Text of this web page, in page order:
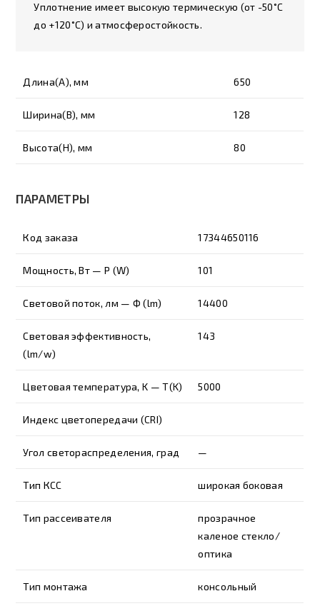
Уплотнение имеет высокую термическую (от -50˚С
до +120˚С) и атмосферостойкость.
Длина(A), мм 650
Ширина(B), мм 128
Высота(H), мм 80
ПАРАМЕТРЫ
Код заказа 17344650116
Мощность, Вт — P (W) 101
Световой поток, лм — Ф (lm) 14400
Световая эффективность,
(lm/w)
143
Цветовая температура, K — T(K) 5000
Индекс цветопередачи (CRI)
Угол светораспределения, град —
Тип КСС широкая боковая
Тип рассеивателя
прозрачное
каленое стекло/
оптика
Тип монтажа консольный